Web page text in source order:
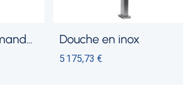
douche en inox
5 175,73 €